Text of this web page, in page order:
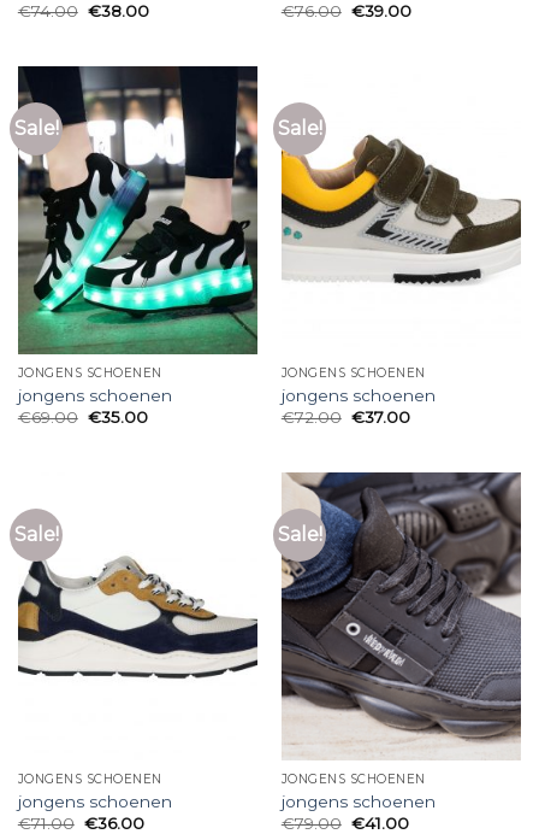
€74.00 €38.00
€76.00 €39.00
Sale!
JONGENS SCHOENEN
jongens schoenen
€69.00 €35.00
Sale!
JONGENS SCHOENEN
jongens schoenen
€72.00 €37.00
Sale!
JONGENS SCHOENEN
jongens schoenen
€71.00 €36.00
Sale!
JONGENS SCHOENEN
jongens schoenen
€79.00 €41.00